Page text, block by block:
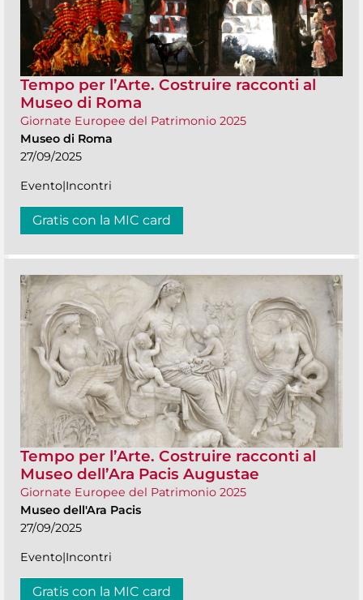
Tempo per l’Arte. Costruire racconti al
Museo di Roma
Giornate Europee del Patrimonio 2025
Museo di Roma
27/09/2025
Evento|Incontri
Gratis con la MIC card
Tempo per l’Arte. Costruire racconti al
Museo dell’Ara Pacis Augustae
Giornate Europee del Patrimonio 2025
Museo dell'Ara Pacis
27/09/2025
Evento|Incontri
Gratis con la MIC card